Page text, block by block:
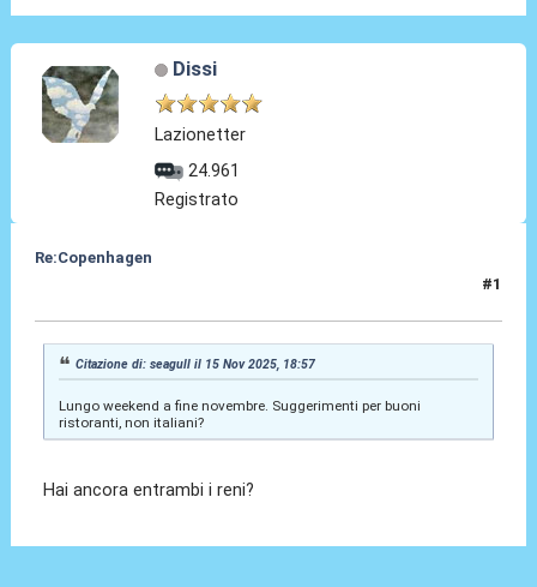
Dissi
Lazionetter
24.961
Registrato
Re:Copenhagen
#1
Citazione di: seagull il 15 Nov 2025, 18:57
Lungo weekend a fine novembre. Suggerimenti per buoni
ristoranti, non italiani?
Hai ancora entrambi i reni?